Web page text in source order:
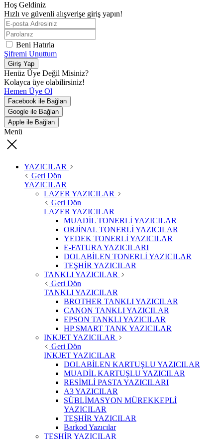
Hoş Geldiniz
Hızlı ve güvenli alışverişe giriş yapın!
Beni Hatırla
Şifremi Unuttum
Giriş Yap
Henüz Üye Değil Misiniz?
Kolayca üye olabilirsiniz!
Hemen Üye Ol
Facebook ile Bağlan
Google ile Bağlan
Apple ile Bağlan
Menü
YAZICILAR
Geri Dön
YAZICILAR
LAZER YAZICILAR
Geri Dön
LAZER YAZICILAR
MUADİL TONERLİ YAZICILAR
ORJİNAL TONERLİ YAZICILAR
YEDEK TONERLİ YAZICILAR
E-FATURA YAZICILARI
DOLABİLEN TONERLİ YAZICILAR
TEŞHİR YAZICILAR
TANKLI YAZICILAR
Geri Dön
TANKLI YAZICILAR
BROTHER TANKLI YAZICILAR
CANON TANKLI YAZICILAR
EPSON TANKLI YAZICILAR
HP SMART TANK YAZICILAR
INKJET YAZICILAR
Geri Dön
INKJET YAZICILAR
DOLABİLEN KARTUŞLU YAZICILAR
MUADİL KARTUŞLU YAZICILAR
RESİMLİ PASTA YAZICILARI
A3 YAZICILAR
SÜBLİMASYON MÜREKKEPLİ
YAZICILAR
TEŞHİR YAZICILAR
Barkod Yazıcılar
TEŞHİR YAZICILAR